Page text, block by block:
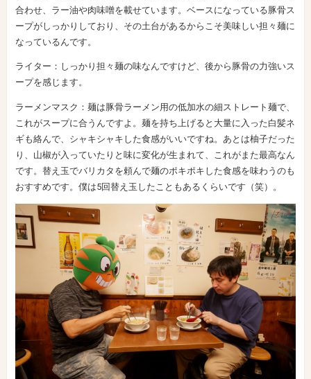
合わせ、ラー油や肉味噌を載せています。ベースになっている豚骨ス
ープがしっかりしており、その土台があるからこそ美味しい担々麺に
なっているんです。
ライター：しっかり担々麺の味なんですけど、後から豚骨の力強いス
ープを感じます。
ラーメンマスク：麺は豚骨ラーメン用の低加水の細ストレート麺で、
これがスープに合うんですよ。麺を持ち上げると大量に入った白髪ネ
ギも絡んで、シャキシャキした食感がいいですね。あとは柚子だった
り、山椒が入っていたりと味に変化が生まれて、これがまた最高なん
です。替え玉でバリカタを頼んで麺のポキポキした食感を味わうのも
おすすめです。僕は5回替え玉したこともあるくらいです（笑）。